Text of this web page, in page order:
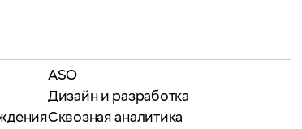
ASO
Дизайн и разработка
Сквозная аналитика